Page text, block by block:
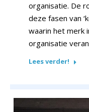
organisatie. De
deze fasen van
waarin het merk
organisatie
Lees verder!